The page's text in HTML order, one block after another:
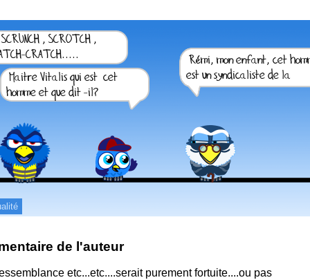
de l'auteur
etc...etc....serait purement fortuite....ou pas